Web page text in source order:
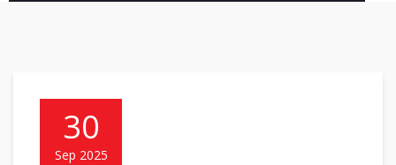
30
Sep 2025